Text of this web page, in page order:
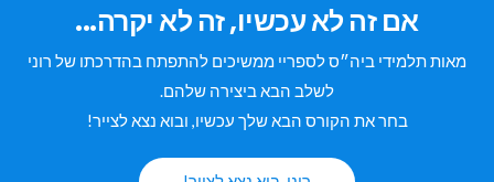
אם זה לא עכשיו, זה לא יקרה...
מאות תלמידי ביה״ס לספריי ממשיכים להתפתח בהדרכתו של רוני
לשלב הבא ביצירה שלהם.
בחר את הקורס הבא שלך עכשיו, ובוא נצא לצייר!